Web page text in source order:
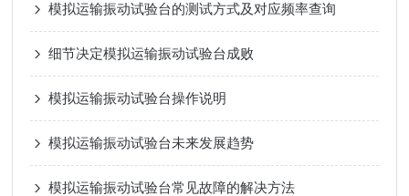
模拟运输振动试验台的测试方式及对应频率查询
细节决定模拟运输振动试验台成败
模拟运输振动试验台操作说明
模拟运输振动试验台未来发展趋势
模拟运输振动试验台常见故障的解决方法